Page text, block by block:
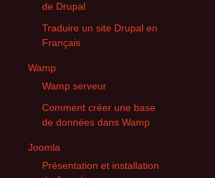
de Drupal
Traduire un site Drupal en
Français
Wamp
Wamp serveur
Comment créer une base
de données dans Wamp
Joomla
Présentation et installation